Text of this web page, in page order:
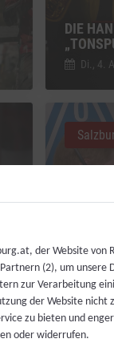
DIE
Di., 4.
Fr.,
der Website von
(2), um unsere
zur Verarbeitung
der Website
zu bieten und
oder widerrufen.